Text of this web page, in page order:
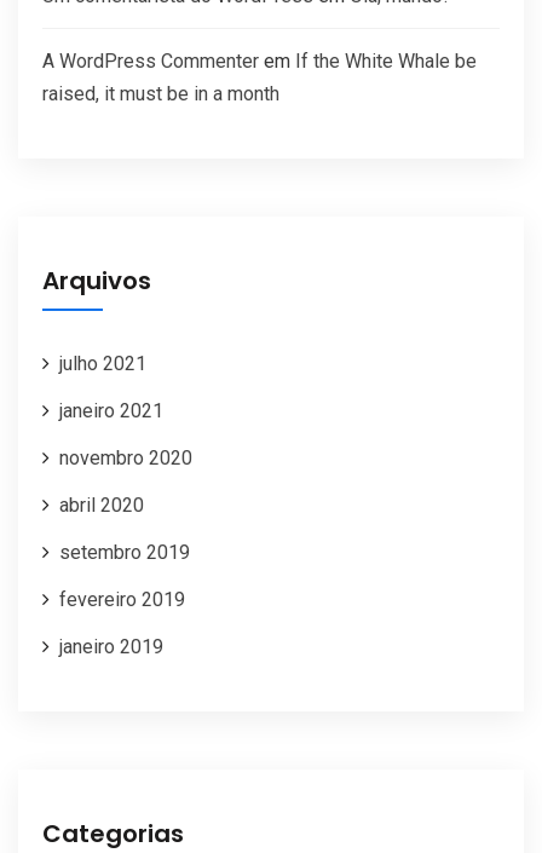
A WordPress Commenter em If the White Whale be
raised, it must be in a month
Arquivos
julho 2021
janeiro 2021
novembro 2020
abril 2020
setembro 2019
fevereiro 2019
janeiro 2019
Categorias